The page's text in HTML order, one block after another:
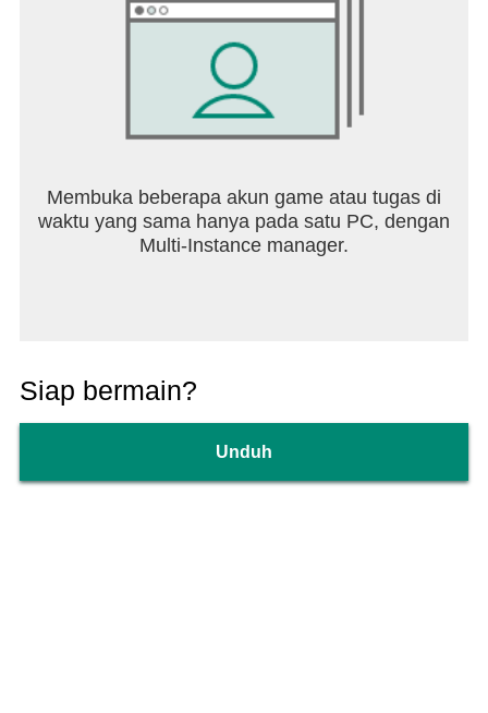
Membuka beberapa akun game atau tugas di
waktu yang sama hanya pada satu PC, dengan
Multi-Instance manager.
Siap bermain?
Unduh